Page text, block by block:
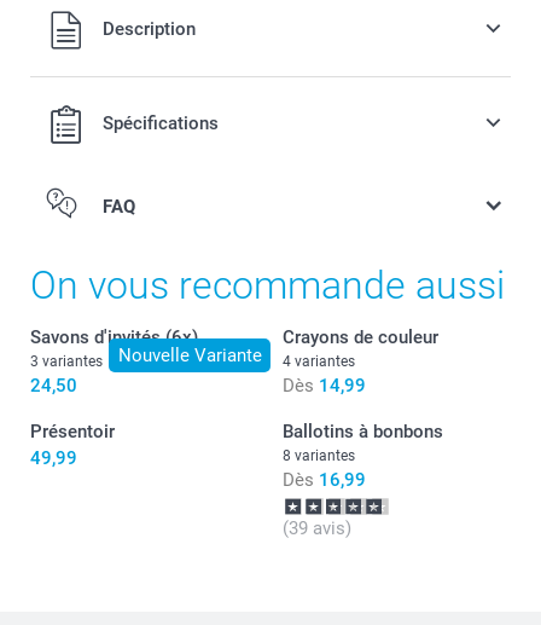
Tous les prix sont en EURO (€), TVA incluse et hors frais de
port.
Description
Spécifications
FAQ
On vous recommande aussi
Nouvelle Variante
Savons d'invités (6x)
3 variantes
24,50
Crayons de couleur
4 variantes
Dès 14,99
Présentoir
49,99
Ballotins à bonbons
8 variantes
Dès 16,99
(39 avis)